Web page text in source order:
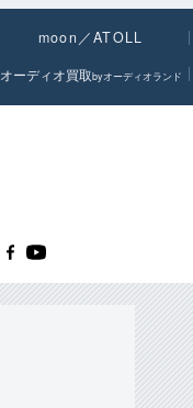
moon／ATOLL
オーディオ買取byオーディオランド